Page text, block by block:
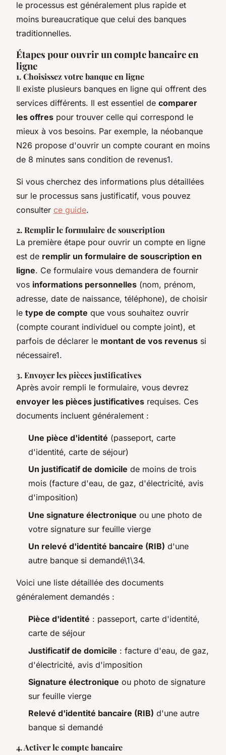
le processus est généralement plus rapide et
moins bureaucratique que celui des banques
traditionnelles.
Étapes pour ouvrir un compte bancaire en
ligne
1. Choisissez votre banque en ligne
Il existe plusieurs banques en ligne qui offrent des
services différents. Il est essentiel de comparer
les offres pour trouver celle qui correspond le
mieux à vos besoins. Par exemple, la néobanque
N26 propose d'ouvrir un compte courant en moins
de 8 minutes sans condition de revenus1.
Si vous cherchez des informations plus détaillées
sur le processus sans justificatif, vous pouvez
consulter ce guide.
2. Remplir le formulaire de souscription
La première étape pour ouvrir un compte en ligne
est de remplir un formulaire de souscription en
ligne. Ce formulaire vous demandera de fournir
vos informations personnelles (nom, prénom,
adresse, date de naissance, téléphone), de choisir
le type de compte que vous souhaitez ouvrir
(compte courant individuel ou compte joint), et
parfois de déclarer le montant de vos revenus si
nécessaire1.
3. Envoyer les pièces justificatives
Après avoir rempli le formulaire, vous devrez
envoyer les pièces justificatives requises. Ces
documents incluent généralement :
Une pièce d'identité (passeport, carte
d'identité, carte de séjour)
Un justificatif de domicile de moins de trois
mois (facture d'eau, de gaz, d'électricité, avis
d'imposition)
Une signature électronique ou une photo de
votre signature sur feuille vierge
Un relevé d'identité bancaire (RIB) d'une
autre banque si demandé\1\34.
Voici une liste détaillée des documents
généralement demandés :
Pièce d'identité : passeport, carte d'identité,
carte de séjour
Justificatif de domicile : facture d'eau, de gaz,
d'électricité, avis d'imposition
Signature électronique ou photo de signature
sur feuille vierge
Relevé d'identité bancaire (RIB) d'une autre
banque si demandé
4. Activer le compte bancaire